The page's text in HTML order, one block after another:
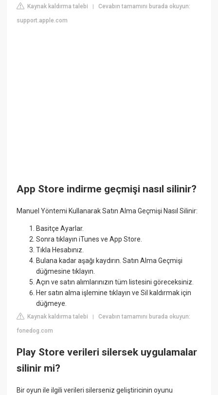
Kaynak kaldırma talebi |Cevabın tamamını burada okuyun:
support.apple.com
App Store indirme geçmişi nasıl silinir?
Manuel Yöntemi Kullanarak Satın Alma Geçmişi Nasıl Silinir:
Basitçe Ayarlar.
Sonra tıklayın iTunes ve App Store.
Tıkla Hesabınız.
Bulana kadar aşağı kaydırın. Satın Alma Geçmişi
düğmesine tıklayın.
Açın ve satın alımlarınızın tüm listesini göreceksiniz.
Her satın alma işlemine tıklayın ve Sil kaldırmak için
düğmeye.
Kaynak kaldırma talebi |Cevabın tamamını burada okuyun:
fonedog.com
Play Store verileri silersek uygulamalar
silinir mi?
Bir oyun ile ilgili verileri silerseniz geliştiricinin oyunu